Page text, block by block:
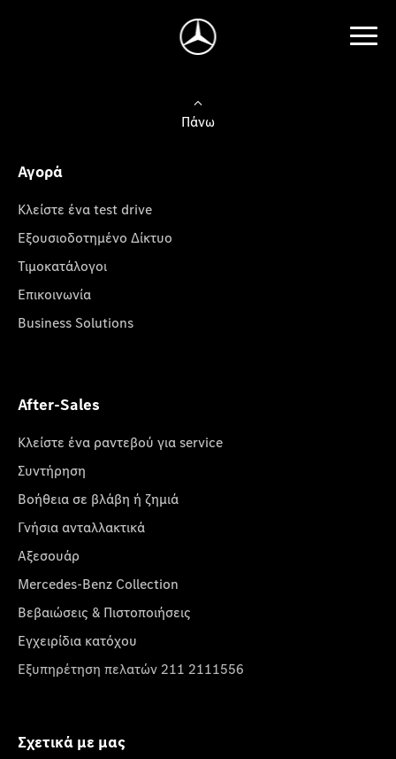
Πάνω
Αγορά
Κλείστε ένα test drive
Εξουσιοδοτημένο Δίκτυο
Τιμοκατάλογοι
Επικοινωνία
Business Solutions
After-Sales
Κλείστε ένα ραντεβού για service
Συντήρηση
Βοήθεια σε βλάβη ή ζημιά
Γνήσια ανταλλακτικά
Αξεσουάρ
Mercedes-Benz Collection
Βεβαιώσεις & Πιστοποιήσεις
Εγχειρίδια κατόχου
Εξυπηρέτηση πελατών 211 2111556
Σχετικά με μας